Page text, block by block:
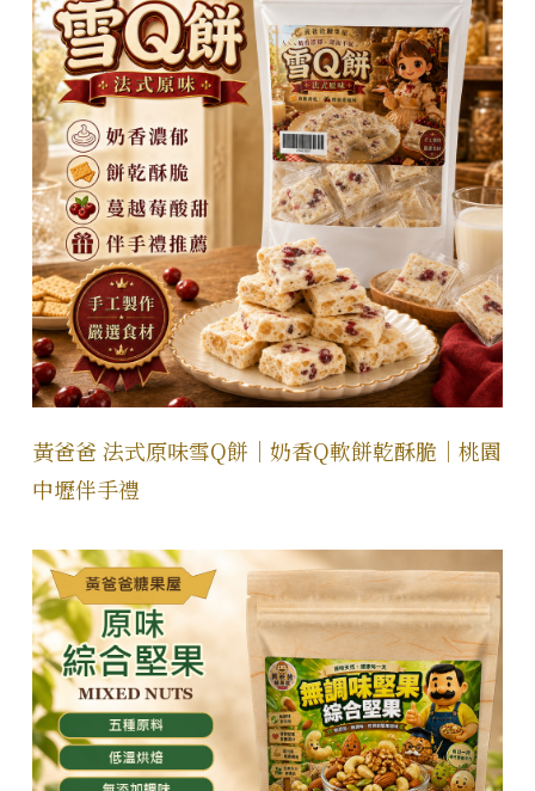
黃爸爸 法式原味雪Q餅｜奶香Q軟餅乾酥脆｜桃園
中壢伴手禮